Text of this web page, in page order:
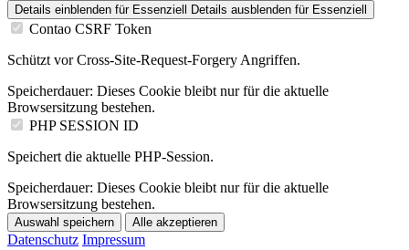
Details einblenden für Essenziell Details ausblenden für Essenziell
Contao CSRF Token
Schützt vor Cross-Site-Request-Forgery Angriffen.
Speicherdauer: Dieses Cookie bleibt nur für die aktuelle
Browsersitzung bestehen.
PHP SESSION ID
Speichert die aktuelle PHP-Session.
Speicherdauer: Dieses Cookie bleibt nur für die aktuelle
Browsersitzung bestehen.
Auswahl speichern Alle akzeptieren
Datenschutz Impressum